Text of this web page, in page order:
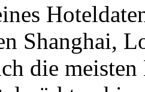
Shanghai,
die